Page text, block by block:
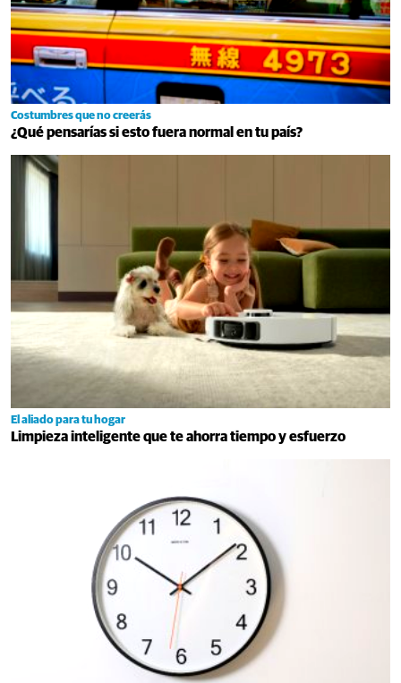
Costumbres que no creerás
¿Qué pensarías si esto fuera normal en tu país?
El aliado para tu hogar
Limpieza inteligente que te ahorra tiempo y esfuerzo